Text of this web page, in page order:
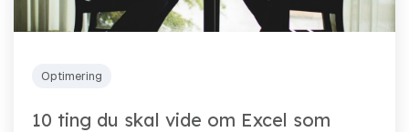
Optimering
10 ting du skal vide om Excel som